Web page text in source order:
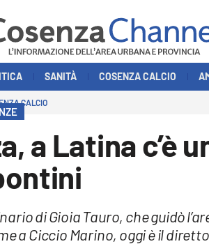
SANITÀ COSENZA CALCIO
CALCIO
a Latina c’è
di Gioia Tauro, che guidò
a Ciccio Marino, oggi è il